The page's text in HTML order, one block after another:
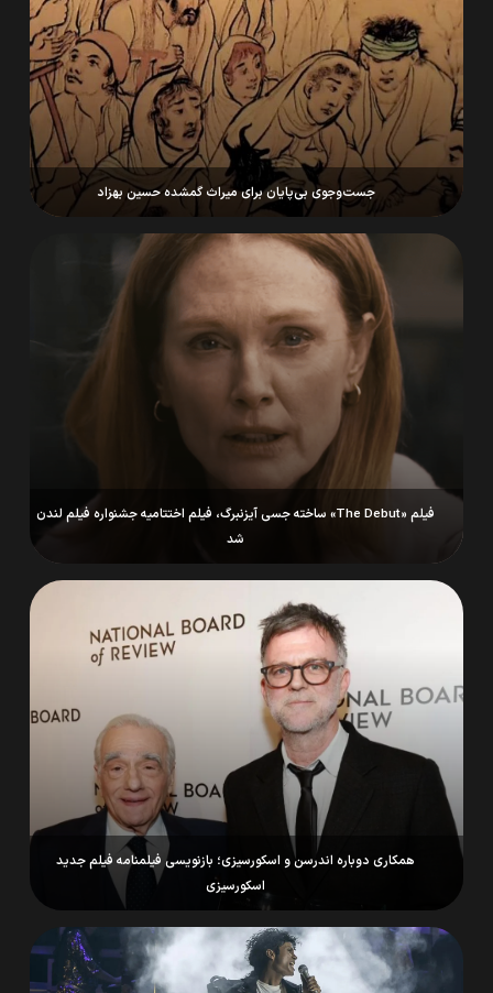
جست‌وجوی بی‌پایان برای میراث گمشده حسین بهزاد
فیلم «The Debut» ساخته جسی آیزنبرگ، فیلم اختتامیه جشنواره فیلم لندن
شد
همکاری دوباره اندرسن و اسکورسیزی؛ بازنویسی فیلمنامه فیلم جدید
اسکورسیزی